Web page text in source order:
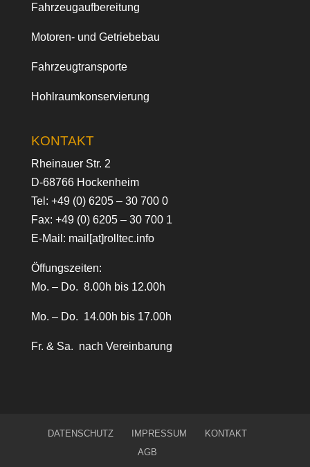
Fahrzeugaufbereitung
Motoren- und Getriebebau
Fahrzeugtransporte
Hohlraumkonservierung
KONTAKT
Rheinauer Str. 2
D-68766 Hockenheim
Tel: +49 (0) 6205 – 30 700 0
Fax: +49 (0) 6205 – 30 700 1
E-Mail: mail[at]rolltec.info
Öffungszeiten:
Mo. – Do. 8.00h bis 12.00h
Mo. – Do. 14.00h bis 17.00h
Fr. & Sa. nach Vereinbarung
DATENSCHUTZ IMPRESSUM
KONTAKT
AGB